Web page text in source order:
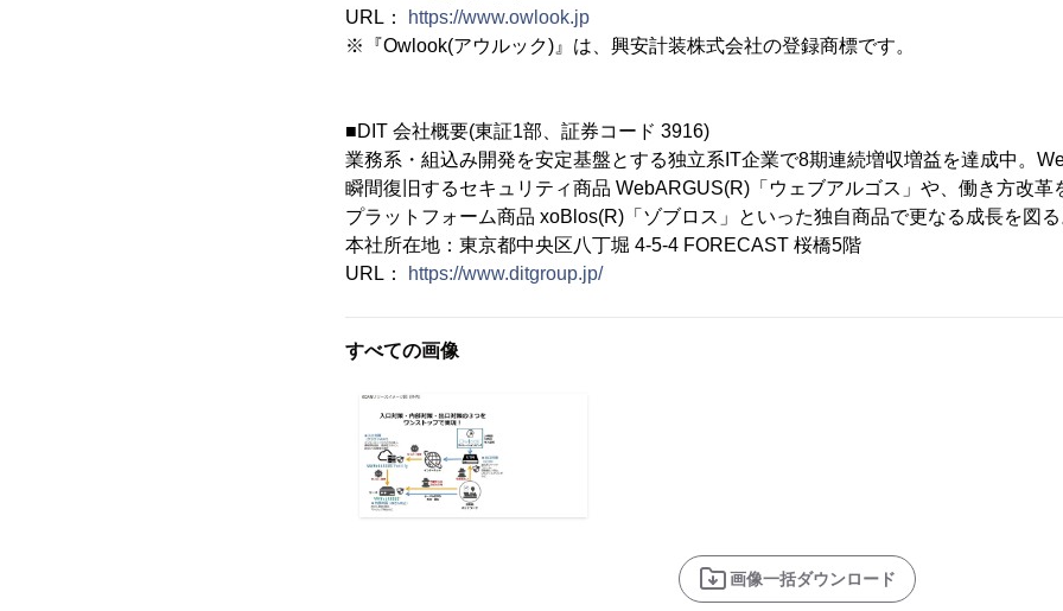
URL：
https://www.owlook.jp
※『Owlook(アウルック)』は、興安計装株式会社の登録商標です。
■DIT 会社概要(東証1部、証券コード 3916)
業務系・組込み開発を安定基盤とする独立系IT企業で8期連続増収増益を達成中。
瞬間復旧するセキュリティ商品 WebARGUS(R)「ウェブアルゴス」や、働き方改革
プラットフォーム商品 xoBlos(R)「ゾブロス」といった独自商品で更なる成長を図る
本社所在地：東京都中央区八丁堀 4-5-4 FORECAST 桜橋5階
URL：
https://www.ditgroup.jp/
すべての画像
画像一括ダウンロード